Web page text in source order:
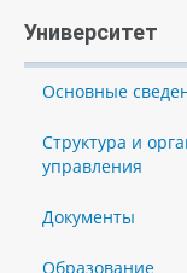
Университет
Основные
Структура и
управления
Документы
Образование